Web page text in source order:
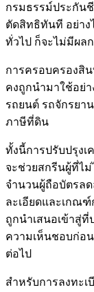
กรมธรรม์ประกัน
ตัดสิทธิทันที อย่าง
ทั่วไป ก็จะไม่มีผล
การครอบครองสิ
คงถูกนำมาใช้อย่า
รถยนต์ รถจักรยา
ภาษีที่ดิน
ทั้งนี้การปรับปรุง
จะช่วยสกรีนผู้ที่ไม่
จำนวนผู้ถือบัตรลด
ละเอียดและเกณ
ถูกนำเสนอเข้าสู่
ความเห็นชอบก่อน
ต่อไป
สำหรับการลงทะ